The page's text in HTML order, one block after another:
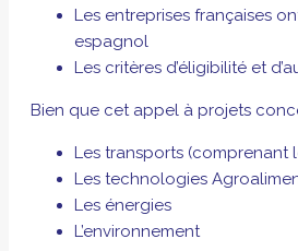
Les entreprises françaises
espagnol
Les critères d’éligibilité et
Bien que cet appel à projets
Les transports (comprenant
Les technologies
Les énergies
L’environnement